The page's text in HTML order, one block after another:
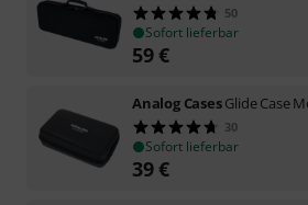
50
Sofort lieferbar
59€
Analog CasesGlide Case
30
Sofort lieferbar
39€